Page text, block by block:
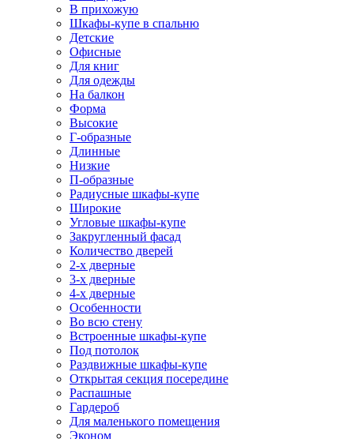
В прихожую
Шкафы-купе в спальню
Детские
Офисные
Для книг
Для одежды
На балкон
Форма
Высокие
Г-образные
Длинные
Низкие
П-образные
Радиусные шкафы-купе
Широкие
Угловые шкафы-купе
Закругленный фасад
Количество дверей
2-х дверные
3-х дверные
4-х дверные
Особенности
Во всю стену
Встроенные шкафы-купе
Под потолок
Раздвижные шкафы-купе
Открытая секция посередине
Распашные
Гардероб
Для маленького помещения
Эконом